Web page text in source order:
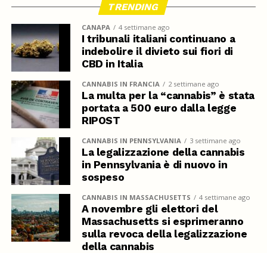
TRENDING
CANAPA 4 settimane ago
I tribunali italiani continuano a
indebolire il divieto sui fiori di
CBD in Italia
CANNABIS IN FRANCIA 2 settimane ago
La multa per la “cannabis” è stata
portata a 500 euro dalla legge
RIPOST
CANNABIS IN PENNSYLVANIA 3 settimane ago
La legalizzazione della cannabis
in Pennsylvania è di nuovo in
sospeso
CANNABIS IN MASSACHUSETTS 4 settimane ago
A novembre gli elettori del
Massachusetts si esprimeranno
sulla revoca della legalizzazione
della cannabis